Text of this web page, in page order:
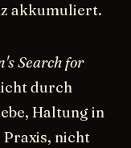
akkumuliert.
Search for
durch
Haltung in
Praxis, nicht